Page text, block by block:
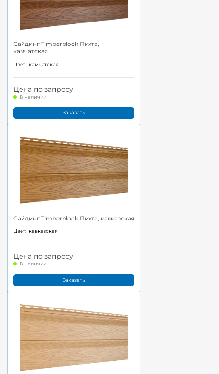
Сайдинг Timberblock Пихта,
камчатская
Цвет: камчатская
Цена по запросу
В наличии
Заказать
Сайдинг Timberblock Пихта, кавказская
Цвет: кавказская
Цена по запросу
В наличии
Заказать